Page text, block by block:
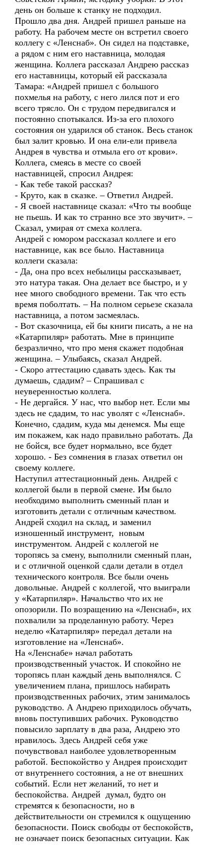
день он больше к станку не подходил.
Прошло два дня. Андрей пришел раньше на
работу. На рабочем месте он встретил своего
коллегу с «Ленснаб». Он сидел на подставке,
а рядом с ним его наставница, молодая
женщина. Коллега рассказал Андрею рассказ
его наставницы, который ей рассказала
Тамара: «Андрей пришел с большого
похмелья на работу, с него лился пот и его
всего трясло. Он с трудом передвигался и
постоянно спотыкался. Из-за его плохого
состояния он ударился об станок. Весь станок
был залит кровью. И она ели-ели привела
Андрея в чувства и отмыла его от крови».
Коллега, смеясь в месте со своей
наставницей, спросил Андрея:
- Как тебе такой рассказ?
- Круто, как в сказке. – Ответил Андрей.
- Я своей наставнице сказал: «Что ты вообще
не пьешь. И как то странно все это звучит». –
Сказал, умирая от смеха коллега.
Андрей с юмором рассказал коллеге и его
наставнице, как все было. Наставница
коллеги сказала:
- Да, она про всех небылицы рассказывает,
это натура такая. Она делает все быстро, и у
нее много свободного времени. Так что есть
время поболтать. – На полном серьезе сказала
наставница, а потом засмеялась.
- Вот сказочница, ей бы книги писать, а не на
«Катарпиляр» работать. Мне в принципе
безразлично, что про меня скажет подобная
женщина. – Улыбаясь, сказал Андрей.
- Скоро аттестацию сдавать здесь. Как ты
думаешь, сдадим? – Спрашивал с
неуверенностью коллега.
- Не дергайся. У нас, что выбор нет. Если мы
здесь не сдадим, то нас уволят с «Ленснаб».
Конечно, сдадим, куда мы денемся. Мы еще
им покажем, как надо правильно работать. Да
не бойся, все будет нормально, все будет
хорошо. - Без сомнения в глазах ответил он
своему коллеге.
Наступил аттестационный день. Андрей с
коллегой были в первой смене. Им было
необходимо выполнить сменный план и
изготовить детали с отличным качеством.
Андрей сходил на склад, и заменил
изношенный инструмент, новым
инструментом. Андрей с коллегой не
торопясь за смену, выполнили сменный план,
и с отличной оценкой сдали детали в отдел
технического контроля. Все были очень
довольные. Андрей с коллегой, что выиграли
у «Катарпиляр». Начальство что их не
опозорили. По возращению на «Ленснаб», их
похвалили за проделанную работу. Через
неделю «Катарпиляр» передал детали на
изготовление на «Ленснаб».
На «Ленснабе» начал работать
производственный участок. И спокойно не
торопясь план каждый день выполнялся. С
увеличением плана, пришлось набирать
производственных рабочих, этим занималось
руководство. А Андрею приходилось обучать,
вновь поступивших рабочих. Руководство
повысило зарплату в два раза, Андрею это
нравилось. Здесь Андрей себя уже
почувствовал наиболее удовлетворенным
работой. Беспокойство у Андрея происходит
от внутреннего состояния, а не от внешних
событий. Если нет желаний, то нет и
беспокойства. Андрей думал, будто он
стремятся к безопасности, но в
действительности он стремился к ощущению
безопасности. Поиск свободы от беспокойств,
не означает поиск безопасных ситуации. Как